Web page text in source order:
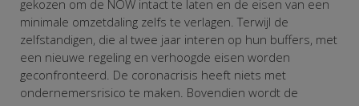
gekozen om de NOW intact te laten en de eisen van een
minimale omzetdaling zelfs te verlagen. Terwijl de
zelfstandigen, die al twee jaar interen op hun buffers, met
een nieuwe regeling en verhoogde eisen worden
geconfronteerd. De coronacrisis heeft niets met
ondernemersrisico te maken. Bovendien wordt de